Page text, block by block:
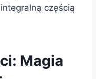
częścią
Magia